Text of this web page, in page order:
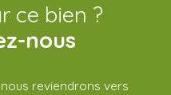
ce bien ?
nous
reviendrons vers